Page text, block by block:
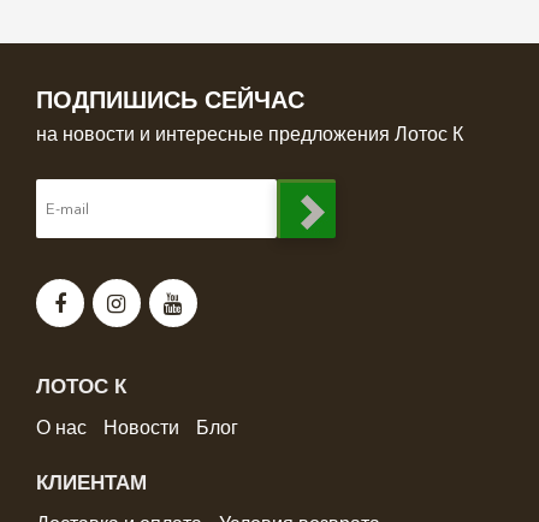
ПОДПИШИСЬ СЕЙЧАС
на новости и интересные предложения Лотос К
ЛОТОС К
О нас Новости Блог
КЛИЕНТАМ